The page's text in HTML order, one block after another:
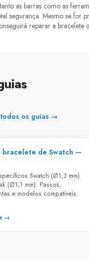
as barras como as
Mesmo se for
reparar a
os guias →
bracelete de Swatch —
Swatch (Ø1,3 mm)
(Ø1,1 mm). Passos,
e modelos compatíveis.
→